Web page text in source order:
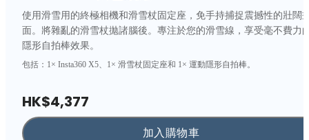
使用滑雪用的終極相機和滑雪杖固定座，免手持捕捉震撼性的壯闊
面。將雜亂的滑雪杖拋諸腦後。專注於您的滑雪線，享受毫不費力
隱形自拍棒效果。
包括：1× Insta360 X5、1× 滑雪杖固定座和 1× 運動隱形自拍棒。
HK$4,377
加入購物車